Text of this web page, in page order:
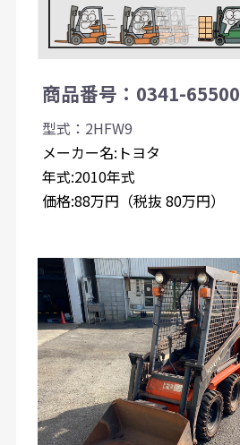
商品番号：0341-65500
型式：2HFW9
メーカー名:トヨタ
年式:2010年式
価格:88万円（税抜 80万円）